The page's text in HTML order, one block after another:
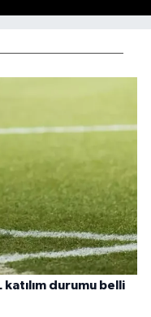
katılım durumu belli